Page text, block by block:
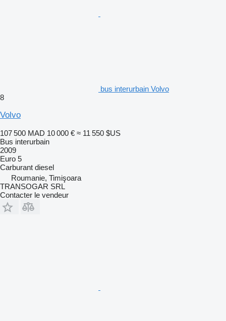
bus interurbain Volvo
8
Volvo
107 500 MAD 10 000 € ≈ 11 550 $US
Bus interurbain
2009
Euro 5
Carburant diesel
Roumanie, Timişoara
TRANSOGAR SRL
Contacter le vendeur